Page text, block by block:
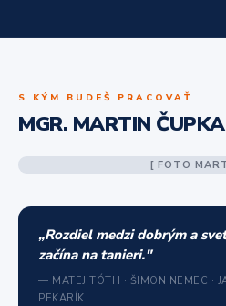
S KÝM BUDEŠ PRACOVAŤ
MGR. MARTIN
[ FOTO
„Rozdiel medzi dobrým a
začína na tanieri."
— MATEJ TÓTH · ŠIMON NEMEC ·
PEKARÍK